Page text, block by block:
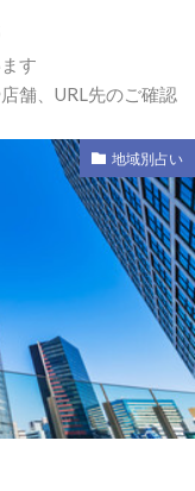
す
舗、URL先のご確認
地域別占い